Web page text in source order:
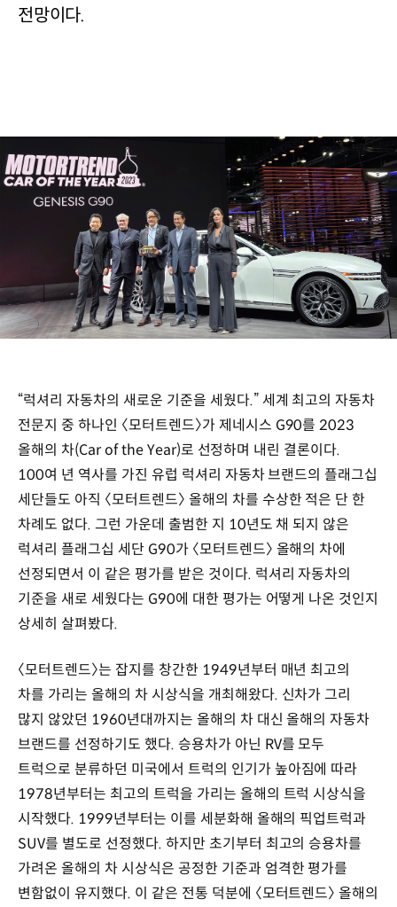
전망이다.
“럭셔리 자동차의 새로운 기준을 세웠다.” 세계 최고의 자동차
전문지 중 하나인 〈모터트렌드〉가 제네시스 G90를 2023
올해의 차(Car of the Year)로 선정하며 내린 결론이다.
100여 년 역사를 가진 유럽 럭셔리 자동차 브랜드의 플래그십
세단들도 아직 〈모터트렌드〉 올해의 차를 수상한 적은 단 한
차례도 없다. 그런 가운데 출범한 지 10년도 채 되지 않은
럭셔리 플래그십 세단 G90가 〈모터트렌드〉 올해의 차에
선정되면서 이 같은 평가를 받은 것이다. 럭셔리 자동차의
기준을 새로 세웠다는 G90에 대한 평가는 어떻게 나온 것인지
상세히 살펴봤다.
〈모터트렌드〉는 잡지를 창간한 1949년부터 매년 최고의
차를 가리는 올해의 차 시상식을 개최해왔다. 신차가 그리
많지 않았던 1960년대까지는 올해의 차 대신 올해의 자동차
브랜드를 선정하기도 했다. 승용차가 아닌 RV를 모두
트럭으로 분류하던 미국에서 트럭의 인기가 높아짐에 따라
1978년부터는 최고의 트럭을 가리는 올해의 트럭 시상식을
시작했다. 1999년부터는 이를 세분화해 올해의 픽업트럭과
SUV를 별도로 선정했다. 하지만 초기부터 최고의 승용차를
가려온 올해의 차 시상식은 공정한 기준과 엄격한 평가를
변함없이 유지했다. 이 같은 전통 덕분에 〈모터트렌드〉 올해의